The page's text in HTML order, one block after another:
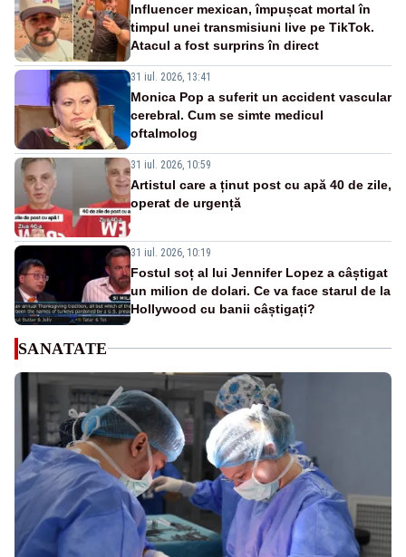
Influencer mexican, împușcat mortal în
timpul unei transmisiuni live pe TikTok.
Atacul a fost surprins în direct
31 iul. 2026, 13:41
Monica Pop a suferit un accident vascular
cerebral. Cum se simte medicul
oftalmolog
31 iul. 2026, 10:59
Artistul care a ținut post cu apă 40 de zile,
operat de urgență
31 iul. 2026, 10:19
Fostul soț al lui Jennifer Lopez a câștigat
un milion de dolari. Ce va face starul de la
Hollywood cu banii câștigați?
SANATATE